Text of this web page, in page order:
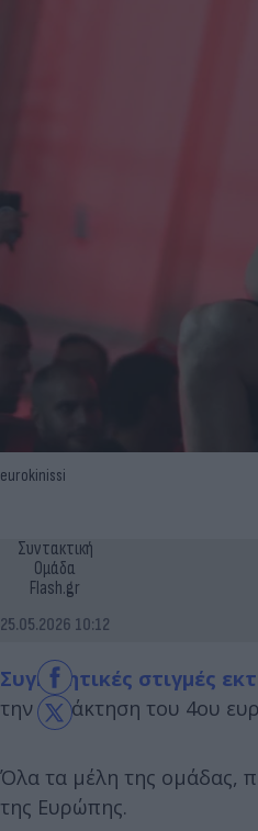
eurokinissi
Συντακτική
Ομάδα
Flash.gr
25.05.2026 10:12
Συγκινητικές στιγμές
την κατάκτηση του 4ου
Όλα τα μέλη της ομάδας,
της Ευρώπης.